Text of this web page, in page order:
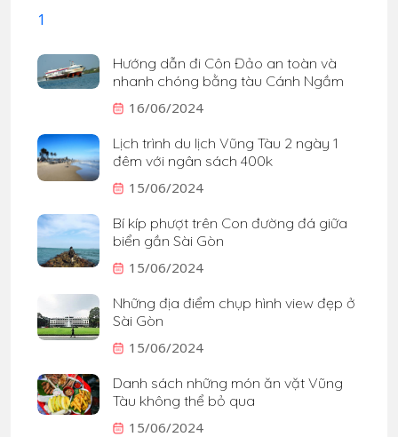
Hướng dẫn đi Côn Đảo an toàn và
nhanh chóng bằng tàu Cánh Ngầm
16/06/2024
Lịch trình du lịch Vũng Tàu 2 ngày 1
đêm với ngân sách 400k
15/06/2024
Bí kíp phượt trên Con đường đá giữa
biển gần Sài Gòn
15/06/2024
Những địa điểm chụp hình view đẹp ở
Sài Gòn
15/06/2024
Danh sách những món ăn vặt Vũng
Tàu không thể bỏ qua
15/06/2024